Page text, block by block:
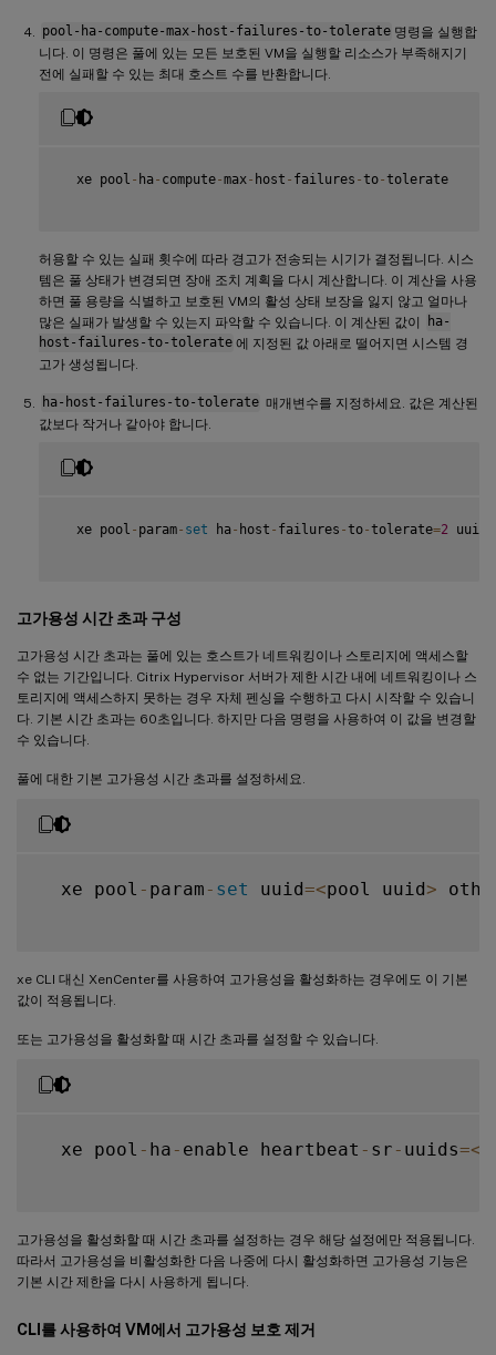
pool-ha-compute-max-host-failures-to-tolerate 명령을 실행합
니다. 이 명령은 풀에 있는 모든 보호된 VM을 실행할 리소스가 부족해지기
전에 실패할 수 있는 최대 호스트 수를 반환합니다.
  xe pool
- ha- compute-max- host - failures -to-tolerate
허용할 수 있는 실패 횟수에 따라 경고가 전송되는 시기가 결정됩니다. 시스
템은 풀 상태가 변경되면 장애 조치 계획을 다시 계산합니다. 이 계산을 사용
하면 풀 용량을 식별하고 보호된 VM의 활성 상태 보장을 잃지 않고 얼마나
많은 실패가 발생할 수 있는지 파악할 수 있습니다. 이 계산된 값이
ha-
host-failures-to-tolerate 에 지정된 값 아래로 떨어지면 시스템 경
고가 생성됩니다.
ha-host-failures-to-tolerate 매개변수를 지정하세요. 값은 계산된
값보다 작거나 같아야 합니다.
  xe pool
- param- set ha- host - failures -to-tolerate=2 uuid
고가용성 시간 초과 구성
고가용성 시간 초과는 풀에 있는 호스트가 네트워킹이나 스토리지에 액세스할
수 없는 기간입니다. Citrix Hypervisor 서버가 제한 시간 내에 네트워킹이나 스
토리지에 액세스하지 못하는 경우 자체 펜싱을 수행하고 다시 시작할 수 있습니
다. 기본 시간 초과는 60초입니다. 하지만 다음 명령을 사용하여 이 값을 변경할
수 있습니다.
풀에 대한 기본 고가용성 시간 초과를 설정하세요.
  xe pool
- param - set uuid=<pool uuid>
xe CLI 대신 XenCenter를 사용하여 고가용성을 활성화하는 경우에도 이 기본
값이 적용됩니다.
또는 고가용성을 활성화할 때 시간 초과를 설정할 수 있습니다.
  xe pool
- ha - enable heartbeat - sr - uuids=<
고가용성을 활성화할 때 시간 초과를 설정하는 경우 해당 설정에만 적용됩니다.
따라서 고가용성을 비활성화한 다음 나중에 다시 활성화하면 고가용성 기능은
기본 시간 제한을 다시 사용하게 됩니다.
CLI를 사용하여 VM에서 고가용성 보호 제거